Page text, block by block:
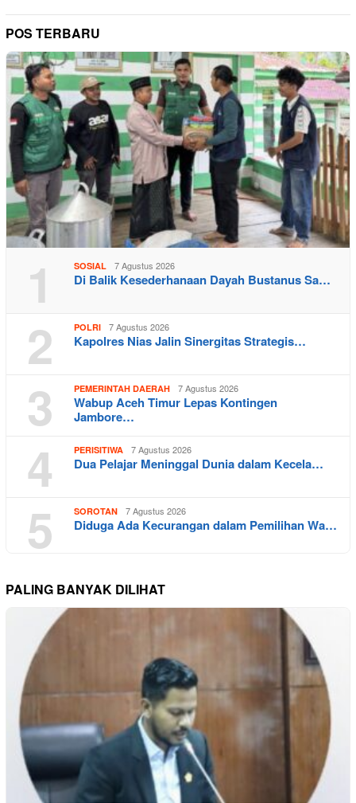
POS TERBARU
1 SOSIAL 7 Agustus 2026
Di Balik Kesederhanaan Dayah Bustanus Sa…
2 POLRI 7 Agustus 2026
Kapolres Nias Jalin Sinergitas Strategis…
3 PEMERINTAH DAERAH 7 Agustus 2026
Wabup Aceh Timur Lepas Kontingen
Jambore…
4 PERISITIWA 7 Agustus 2026
Dua Pelajar Meninggal Dunia dalam Kecela…
5 SOROTAN 7 Agustus 2026
Diduga Ada Kecurangan dalam Pemilihan Wa…
PALING BANYAK DILIHAT